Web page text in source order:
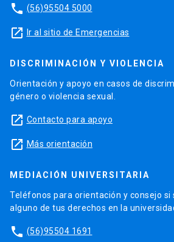
phone (56)95504 5000
launch Ir al sitio de Emergencias
DISCRIMINACIÓN Y VIOLENCIA
Orientación y apoyo en casos de
género o violencia sexual.
launch Contacto para apoyo
launch Más orientación
MEDIACIÓN UNIVERSITARIA
Teléfonos para orientación y consejo si
alguno de tus derechos en la
phone (56)95504 1691